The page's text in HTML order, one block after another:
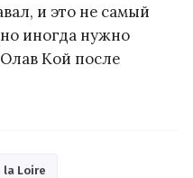
и это не самый
иногда нужно
Кой после
la Loire